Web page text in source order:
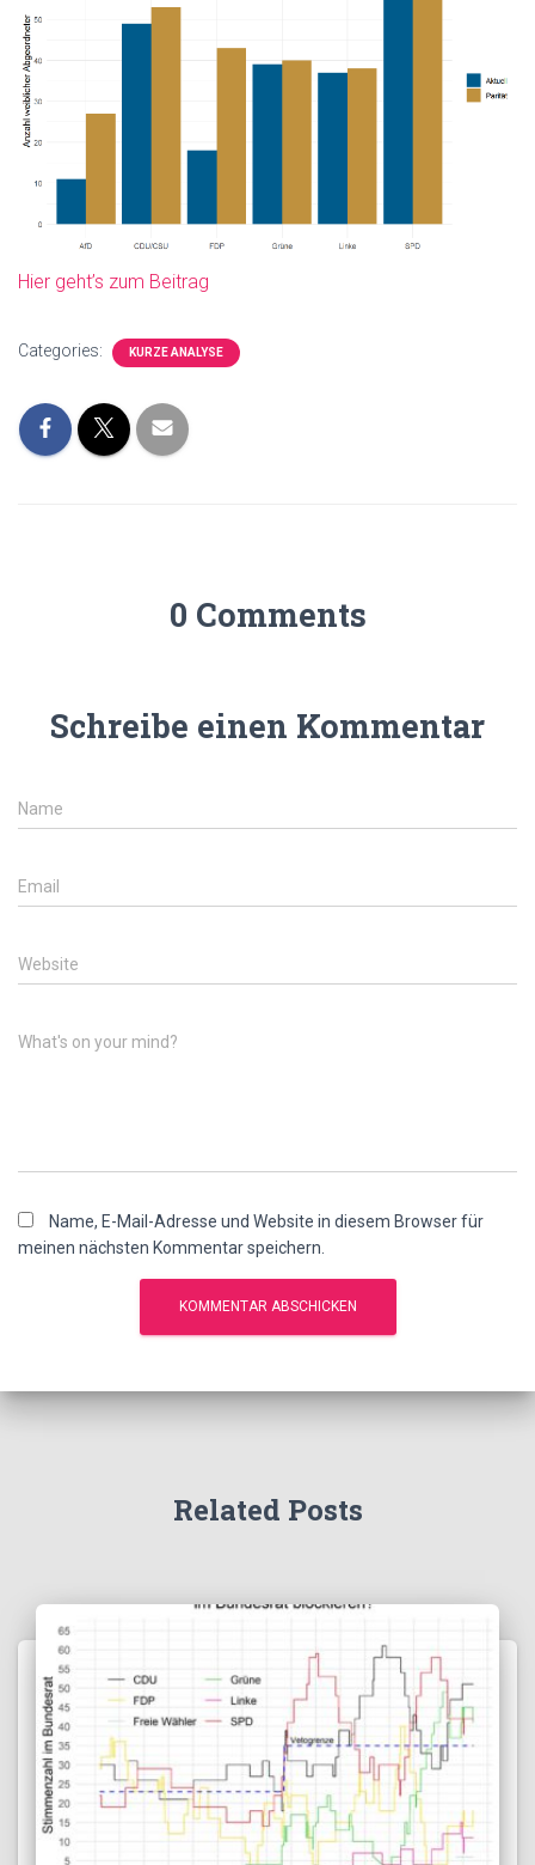
Hier geht’s zum Beitrag
Categories: KURZE ANALYSE
0 Comments
Schreibe einen Kommentar
Name
Email
Website
What's on your mind?
Name, E-Mail-Adresse und Website in diesem Browser für
meinen nächsten Kommentar speichern.
Related Posts